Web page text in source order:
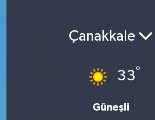
Çanakkale
33°
Güneşli